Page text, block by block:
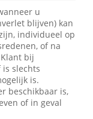
u
blijven) kan
individueel op
of na
bij
slechts
is.
beschikbaar is,
of in geval